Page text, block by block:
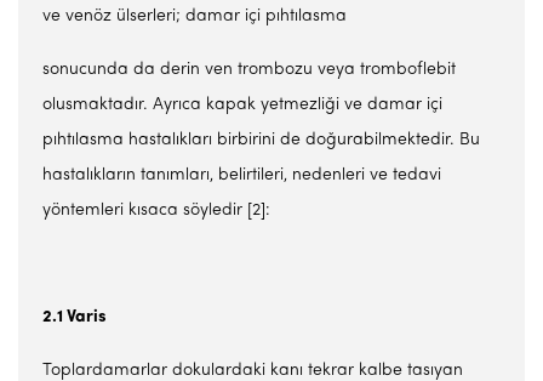
ve venöz ülserleri; damar içi pıhtılasma
sonucunda da derin ven trombozu veya tromboflebit
olusmaktadır. Ayrıca kapak yetmezliği ve damar içi
pıhtılasma hastalıkları birbirini de doğurabilmektedir. Bu
hastalıkların tanımları, belirtileri, nedenleri ve tedavi
yöntemleri kısaca söyledir [2]:
2.1 Varis
Toplardamarlar dokulardaki kanı tekrar kalbe tasıyan